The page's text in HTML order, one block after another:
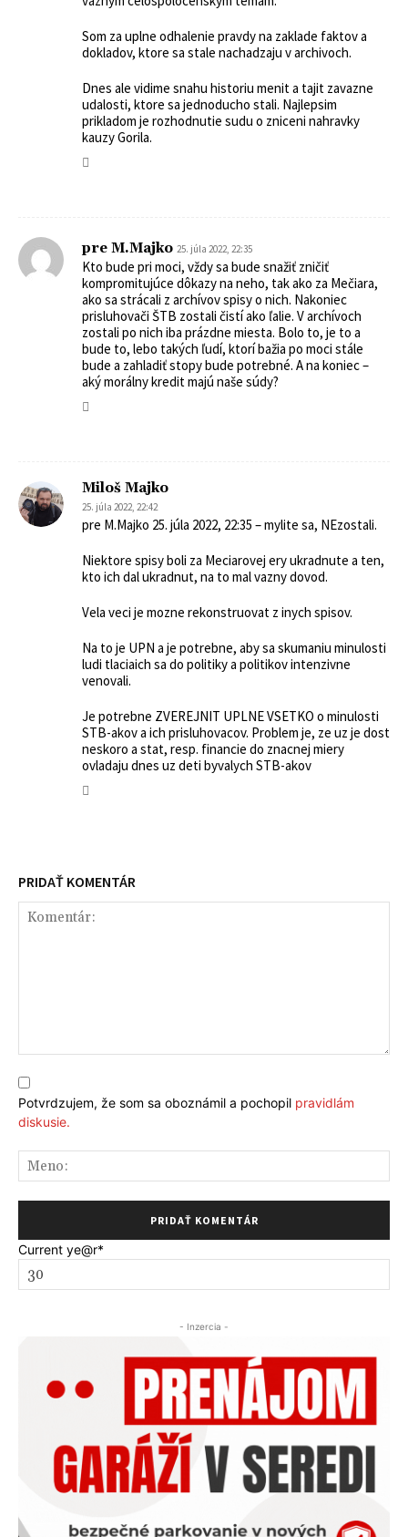
Som za uplne odhalenie pravdy na zaklade faktov a
dokladov, ktore sa stale nachadzaju v archivoch.
Dnes ale vidime snahu historiu menit a tajit zavazne
udalosti, ktore sa jednoducho stali. Najlepsim
prikladom je rozhodnutie sudu o zniceni nahravky
kauzy Gorila.
pre M.Majko 25. júla 2022, 22:35
Kto bude pri moci, vždy sa bude snažiť zničiť
kompromitujúce dôkazy na neho, tak ako za Mečiara,
ako sa strácali z archívov spisy o nich. Nakoniec
prisluhovači ŠTB zostali čistí ako ľalie. V archívoch
zostali po nich iba prázdne miesta. Bolo to, je to a
bude to, lebo takých ľudí, ktorí bažia po moci stále
bude a zahladiť stopy bude potrebné. A na koniec –
aký morálny kredit majú naše súdy?
Miloš Majko
25. júla 2022, 22:42
pre M.Majko 25. júla 2022, 22:35 – mylite sa, NEzostali.
Niektore spisy boli za Meciarovej ery ukradnute a ten,
kto ich dal ukradnut, na to mal vazny dovod.
Vela veci je mozne rekonstruovat z inych spisov.
Na to je UPN a je potrebne, aby sa skumaniu minulosti
ludi tlaciaich sa do politiky a politikov intenzivne
venovali.
Je potrebne ZVEREJNIT UPLNE VSETKO o minulosti
STB-akov a ich prisluhovacov. Problem je, ze uz je dost
neskoro a stat, resp. financie do znacnej miery
ovladaju dnes uz deti byvalych STB-akov
PRIDAŤ KOMENTÁR
Potvrdzujem, že som sa oboznámil a pochopil pravidlám
diskusie.
Current ye@r*
- Inzercia -